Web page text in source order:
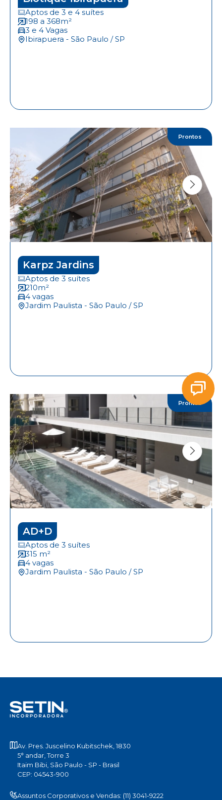
Aptos de 3 e 4 suítes
198 a 368m²
3 e 4 Vagas
Ibirapuera - São Paulo / SP
Prontos
Karpz Jardins
Aptos de 3 suítes
210m²
4 vagas
Jardim Paulista - São Paulo / SP
Prontos
AD+D
Aptos de 3 suítes
315 m²
4 vagas
Jardim Paulista - São Paulo / SP
Av. Pres. Juscelino Kubitschek, 1830
5° andar, Torre 3
Itaim Bibi, São Paulo - SP - Brasil
CEP: 04543-900
Assuntos Corporativos e Vendas: (11) 3041-9222